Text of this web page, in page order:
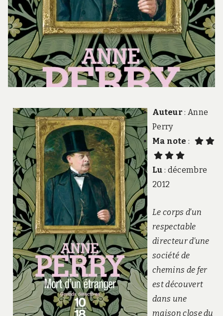
Auteur : Anne
Perry
Ma note :
Lu : décembre
2012
Le corps d’un
respectable
directeur d’une
société de
chemins de fer
est découvert
dans une
maison close du